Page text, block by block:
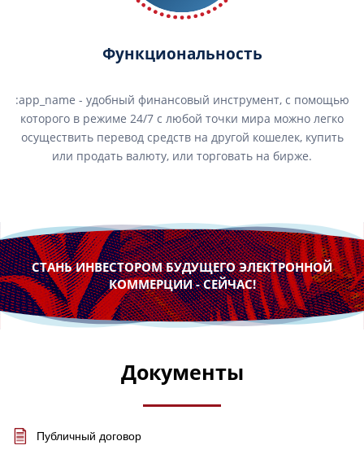
Функциональность
:app_name - удобный финансовый инструмент, с помощью
которого в режиме 24/7 с любой точки мира можно легко
осуществить перевод средств на другой кошелек, купить
или продать валюту, или торговать на бирже.
СТАНЬ ИНВЕСТОРОМ БУДУЩЕГО ЭЛЕКТРОННОЙ
КОММЕРЦИИ - СЕЙЧАС!
Документы
Публичный договор